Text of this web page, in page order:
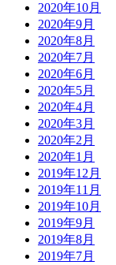
2020年10月
2020年9月
2020年8月
2020年7月
2020年6月
2020年5月
2020年4月
2020年3月
2020年2月
2020年1月
2019年12月
2019年11月
2019年10月
2019年9月
2019年8月
2019年7月